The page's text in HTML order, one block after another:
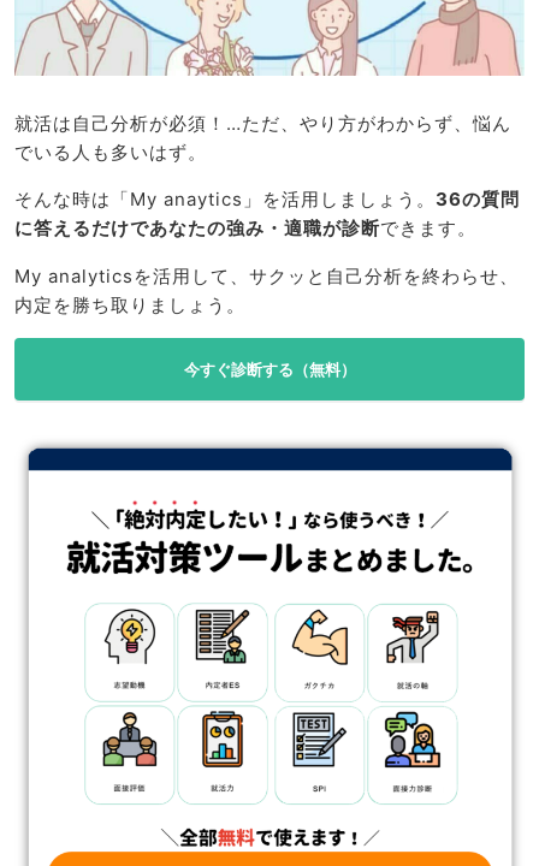
就活は自己分析が必須！…ただ、やり方がわからず、悩ん
でいる人も多いはず。
そんな時は「My anaytics」を活用しましょう。 36の質問
に答えるだけであなたの強み・適職が診断できます。
My analyticsを活用して、サクッと自己分析を終わらせ、
内定を勝ち取りましょう。
今すぐ診断する（無料）